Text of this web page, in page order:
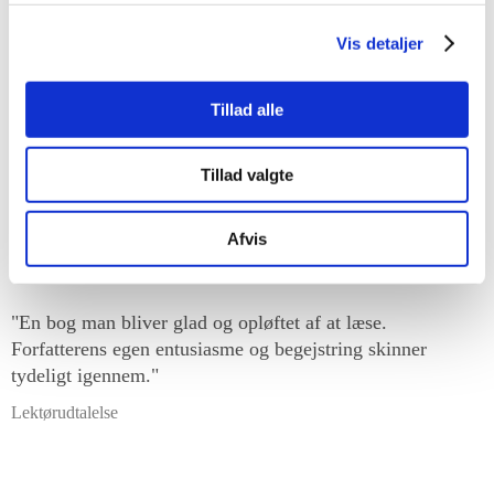
Vis detaljer
Tillad alle
Tillad valgte
Afvis
"En fin lille og meget vedkommende bog."
"En bog man bliver glad og opløftet af at læse.
Forfatterens egen entusiasme og begejstring skinner
tydeligt igennem."
Lektørudtalelse